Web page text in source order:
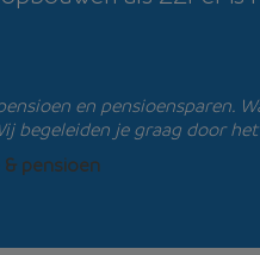
en
begeleiden je graag door
pensioen